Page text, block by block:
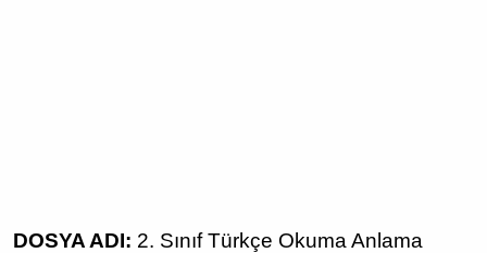
DOSYA ADI: 2. Sınıf Türkçe Okuma Anlama